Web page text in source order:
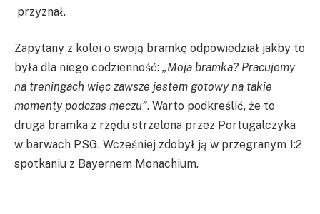
przyznał.
Zapytany z kolei o swoją bramkę odpowiedział jakby to
była dla niego codzienność: „Moja bramka? Pracujemy
na treningach więc zawsze jestem gotowy na takie
momenty podczas meczu”. Warto podkreślić, że to
druga bramka z rzędu strzelona przez Portugalczyka
w barwach PSG. Wcześniej zdobył ją w przegranym 1:2
spotkaniu z Bayernem Monachium.